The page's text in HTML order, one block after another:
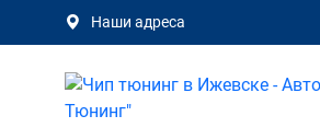
Наши адреса